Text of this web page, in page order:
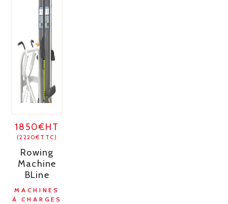
1850€HT
(2220€TTC)
Rowing
Machine
BLine
MACHINES
À CHARGES